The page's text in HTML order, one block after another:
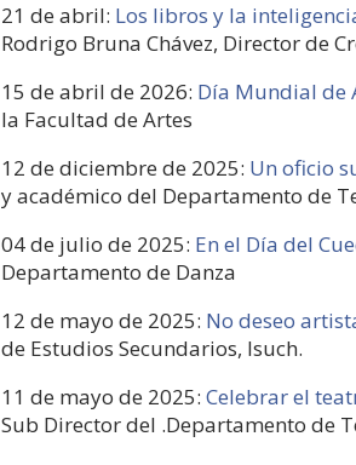
21 de abril: Los libros y la
Rodrigo Bruna Chávez, Director de
15 de abril de 2026: Día Mundial de
la Facultad de Artes
12 de diciembre de 2025: Un oficio
y académico del Departamento de
04 de julio de 2025: En el Día del
Departamento de Danza
12 de mayo de 2025: No deseo
de Estudios Secundarios, Isuch.
11 de mayo de 2025:Celebrar el
Sub Director del .Departamento de